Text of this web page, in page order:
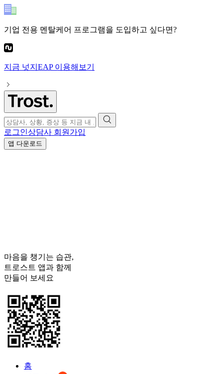
기업 전용 멘탈케어 프로그램을 도입하고 싶다면?
지금 넛지EAP이용해보기
로그인상담사 회원가입
앱 다운로드
마음을 챙기는 습관,
트로스트 앱과 함께
만들어 보세요
홈